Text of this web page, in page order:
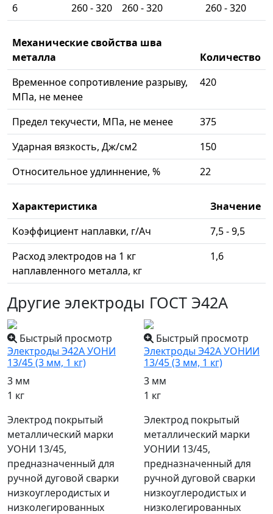
6
260 - 320 260 - 320 260 - 320
Механические свойства шва
металла
Количество
Временное сопротивление разрыву,
МПа, не менее
420
Предел текучести, МПа, не менее
375
Ударная вязкость, Дж/см2
150
Относительное удлиннение, %
22
Характеристика
Значение
Коэффициент наплавки, г/Ач
7,5 - 9,5
Расход электродов на 1 кг
наплавленного металла, кг
1,6
Другие электроды ГОСТ Э42А
Быстрый просмотр
Электроды Э42А УОНИ
13/45 (3 мм, 1 кг)
3 мм
1 кг
Электрод покрытый
металлический марки
УОНИ 13/45,
предназначенный для
ручной дуговой сварки
низкоуглеродистых и
низколегированных
Быстрый просмотр
Электроды Э42А УОНИИ
13/45 (3 мм, 1 кг)
3 мм
1 кг
Электрод покрытый
металлический марки
УОНИИ 13/45,
предназначенный для
ручной дуговой сварки
низкоуглеродистых и
низколегированных